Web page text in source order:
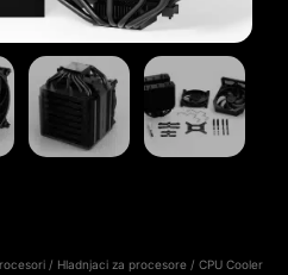
/ Hladnjaci za procesore / CPU Cooler